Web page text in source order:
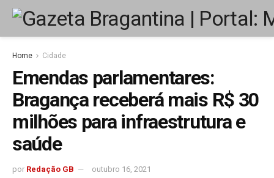
Home Cidade
Emendas parlamentares:
Bragança receberá mais R$ 30
milhões para infraestrutura e
saúde
por Redação GB outubro 16, 2021